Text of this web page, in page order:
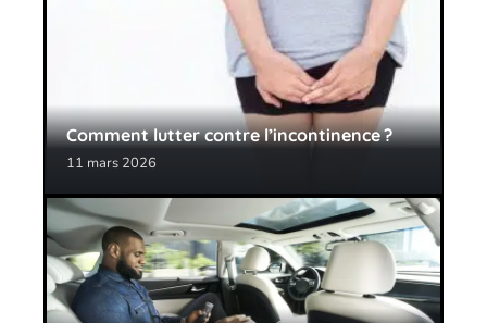
Comment lutter contre l’incontinence ?
11 mars 2026